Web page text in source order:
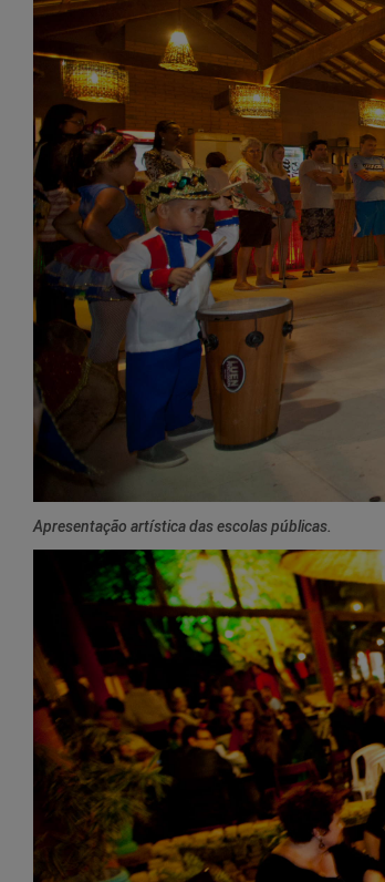
Apresentação artística das escolas públicas.